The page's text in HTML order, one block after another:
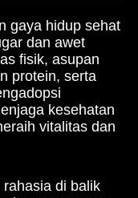
gaya hidup sehat
dan awet
fisik, asupan
protein, serta
kesehatan
vitalitas dan
di balik